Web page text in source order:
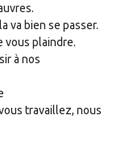
va bien se passer.
vous plaindre.
à nos
travaillez, nous